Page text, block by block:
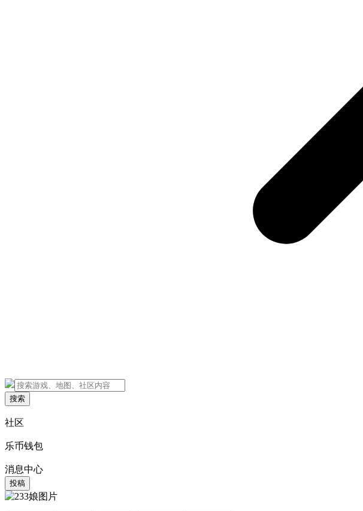
搜索
社区
乐币钱包
消息中心
投稿